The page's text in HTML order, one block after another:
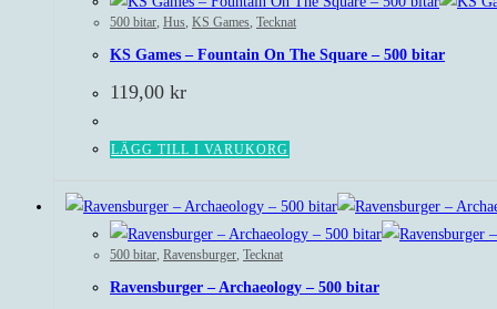
500 bitar Hus KS Games Tecknat
KS Games – Fountain On The Square – 500 bitar
119,00 kr
LÄGG TILL I VARUKORG
500 bitar Ravensburger Tecknat
Ravensburger – Archaeology – 500 bitar